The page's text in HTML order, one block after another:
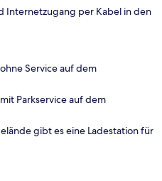
Internetzugang per Kabel in den
Service auf dem
Parkservice auf dem
gibt es eine Ladestation für